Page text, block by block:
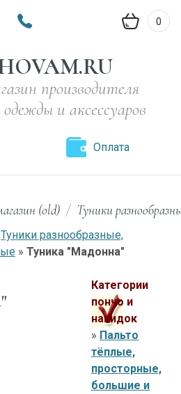
0
производителя
и аксессуаров
Оплата
(old) / Туники
Туники разнообразные,
» Туника "Мадонна"
Категории
пончо и
накидок
» Пальто
тёплые,
просторные,
большие и